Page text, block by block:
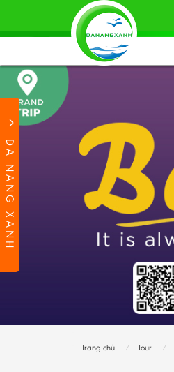
DA NANG XANH
Trang chủ Tour